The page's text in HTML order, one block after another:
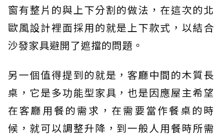
窗有整片的與上下分割的做法，在這次的北
歐風設計裡面採用的就是上下款式，以結合
沙發家具避開了遮擋的問題。
另一個值得提到的就是，客廳中間的木質長
桌，它是多功能型家具，也是因應屋主希望
在客廳用餐的需求，在需要當作餐桌的時
候，就可以調整升降，到一般人用餐時所需